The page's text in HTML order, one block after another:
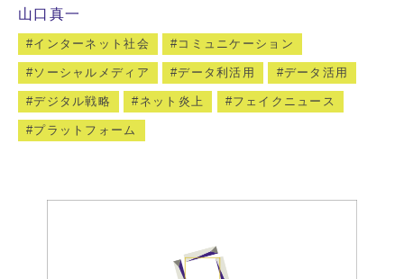
山口真一
インターネット社会 コミュニケーション
ソーシャルメディア データ利活用 データ活用
デジタル戦略 ネット炎上 フェイクニュース
プラットフォーム